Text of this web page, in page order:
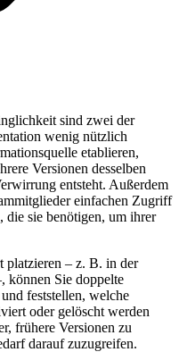
sind zwei der
wenig nützlich
etablieren,
Versionen desselben
entsteht. Außerdem
einfachen Zugriff
die sie benötigen, um ihrer
platzieren – z. B. in der
können Sie doppelte
feststellen, welche
oder gelöscht werden
frühere Versionen zu
darauf zuzugreifen.